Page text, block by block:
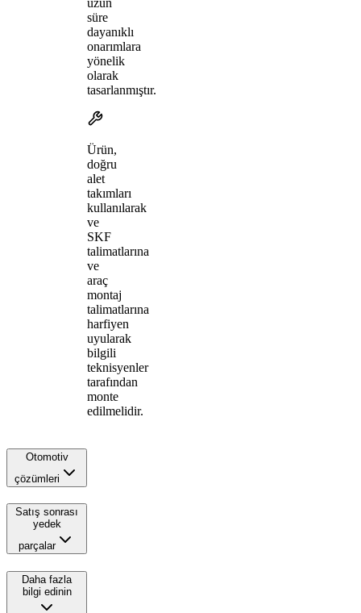
süre
dayanıklı
onarımlara
yönelik
olarak
tasarlanmıştır.
Ürün,
doğru
alet
takımları
kullanılarak
ve
SKF
talimatlarına
ve
araç
montaj
talimatlarına
harfiyen
uyularak
bilgili
teknisyenler
tarafından
monte
edilmelidir.
Otomotiv
çözümleri
Satış sonrası
yedek
parçalar
Daha fazla
bilgi edinin